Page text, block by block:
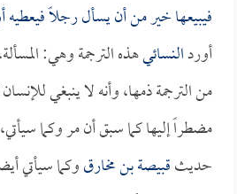
فيبيعها خير من أن يسأل رجلاً فيعطيه
أوردالنسائيهذه الترجمة وهي:
من الترجمة ذمها، وأنه لا ينبغي
مضطراً إليها كما سبق أن مر وكما
حديثقبيصة بن مخارقوكما سيأتي